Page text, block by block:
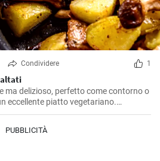
Condividere 1
ma delizioso, perfetto come contorno o
eccellente piatto vegetariano.
e le patate cremose è
PUBBLICITÀ